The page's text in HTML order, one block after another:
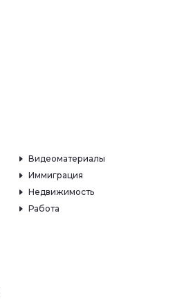
Видеоматериалы
Иммиграция
Недвижимость
Работа